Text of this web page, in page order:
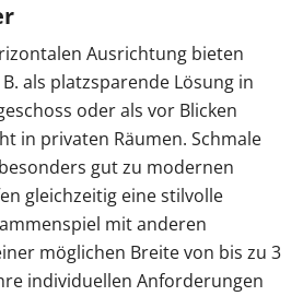
Ausrichtung bieten
als platzsparende Lösung in
oder als vor Blicken
in privaten Räumen. Schmale
gut zu modernen
gleichzeitig eine stilvolle
mit anderen
möglichen Breite von bis zu 3
individuellen Anforderungen